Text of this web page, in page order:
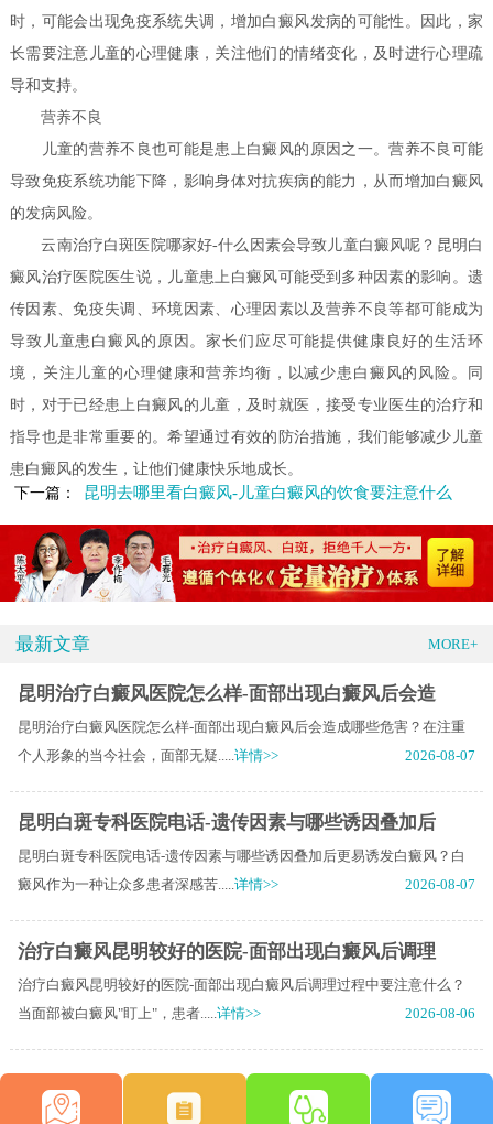
时，可能会出现免疫系统失调，增加白癜风发病的可能性。因此，家
长需要注意儿童的心理健康，关注他们的情绪变化，及时进行心理疏
导和支持。
营养不良
儿童的营养不良也可能是患上白癜风的原因之一。营养不良可能
导致免疫系统功能下降，影响身体对抗疾病的能力，从而增加白癜风
的发病风险。
云南治疗白斑医院哪家好-什么因素会导致儿童白癜风呢？昆明白
癜风治疗医院医生说，儿童患上白癜风可能受到多种因素的影响。遗
传因素、免疫失调、环境因素、心理因素以及营养不良等都可能成为
导致儿童患白癜风的原因。家长们应尽可能提供健康良好的生活环
境，关注儿童的心理健康和营养均衡，以减少患白癜风的风险。同
时，对于已经患上白癜风的儿童，及时就医，接受专业医生的治疗和
指导也是非常重要的。希望通过有效的防治措施，我们能够减少儿童
患白癜风的发生，让他们健康快乐地成长。
下一篇：
昆明去哪里看白癜风-儿童白癜风的饮食要注意什么
最新文章 MORE+
昆明治疗白癜风医院怎么样-面部出现白癜风后会造
昆明治疗白癜风医院怎么样-面部出现白癜风后会造成哪些危害？在注重
个人形象的当今社会，面部无疑.....详情>> 2026-08-07
昆明白斑专科医院电话-遗传因素与哪些诱因叠加后
昆明白斑专科医院电话-遗传因素与哪些诱因叠加后更易诱发白癜风？白
癜风作为一种让众多患者深感苦.....详情>> 2026-08-07
治疗白癜风昆明较好的医院-面部出现白癜风后调理
治疗白癜风昆明较好的医院-面部出现白癜风后调理过程中要注意什么？
当面部被白癜风"盯上"，患者.....详情>> 2026-08-06